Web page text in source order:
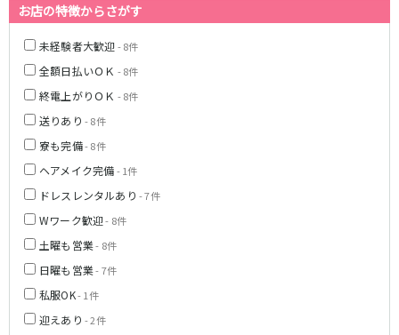
お店の特徴からさがす
未経験者大歓迎- 8件
全額日払いＯＫ - 8件
終電上がりＯＫ - 8件
送りあり - 8件
寮も完備- 8件
ヘアメイク完備- 1件
ドレスレンタルあり - 7件
Wワーク歓迎- 8件
土曜も営業- 8件
日曜も営業- 7件
私服OK- 1件
迎えあり - 2件